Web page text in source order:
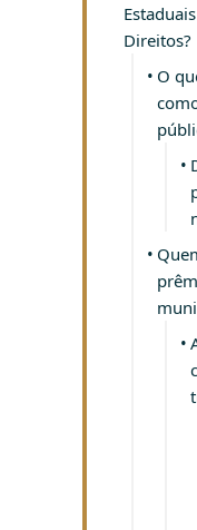
Direitos?
O